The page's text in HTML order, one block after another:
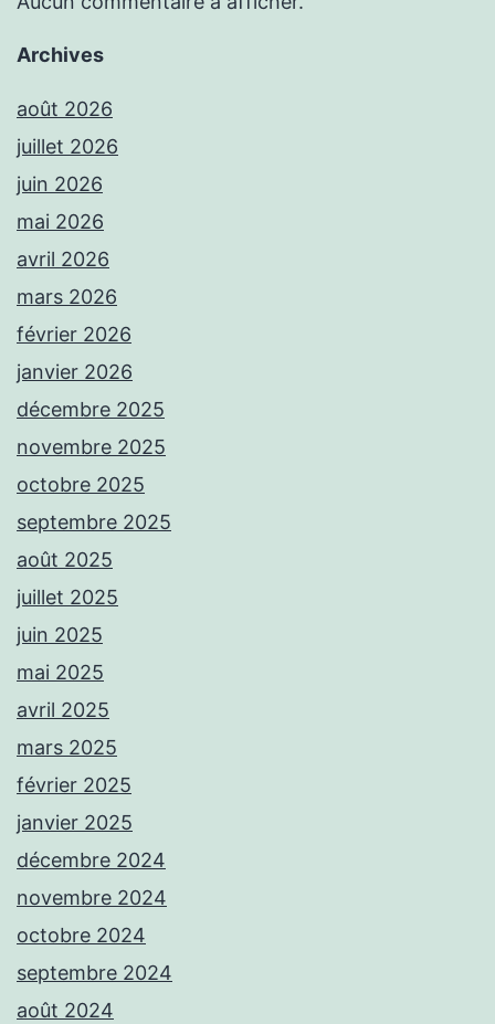
Archives
août 2026
juillet 2026
juin 2026
mai 2026
avril 2026
mars 2026
février 2026
janvier 2026
décembre 2025
novembre 2025
octobre 2025
septembre 2025
août 2025
juillet 2025
juin 2025
mai 2025
avril 2025
mars 2025
février 2025
janvier 2025
décembre 2024
novembre 2024
octobre 2024
septembre 2024
août 2024